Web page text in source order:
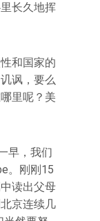
长久地挥
和国家的
讽，要么
里呢？美
早，我们
。刚刚15
读出父母
京连续几